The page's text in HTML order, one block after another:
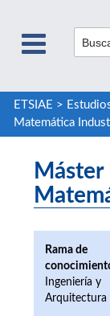
ETSIAE >
Matemática
Rama de
Ingeniería y
Arquitectura